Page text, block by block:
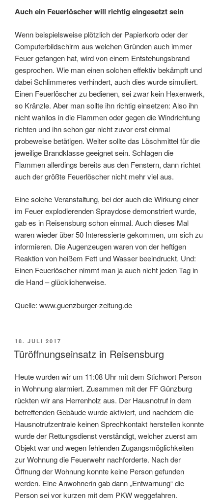
Auch ein Feuerlöscher will richtig eingesetzt sein
Wenn beispielsweise plötzlich der Papierkorb oder der
Computerbildschirm aus welchen Gründen auch immer
Feuer gefangen hat, wird von einem Entstehungsbrand
gesprochen. Wie man einen solchen effektiv bekämpft und
dabei Schlimmeres verhindert, auch dies wurde simuliert.
Einen Feuerlöscher zu bedienen, sei zwar kein Hexenwerk,
so Kränzle. Aber man sollte ihn richtig einsetzen: Also ihn
nicht wahllos in die Flammen oder gegen die Windrichtung
richten und ihn schon gar nicht zuvor erst einmal
probeweise betätigen. Weiter sollte das Löschmittel für die
jeweilige Brandklasse geeignet sein. Schlagen die
Flammen allerdings bereits aus den Fenstern, dann richtet
auch der größte Feuerlöscher nicht mehr viel aus.
Eine solche Veranstaltung, bei der auch die Wirkung einer
im Feuer explodierenden Spraydose demonstriert wurde,
gab es in Reisensburg schon einmal. Auch dieses Mal
waren wieder über 50 Interessierte gekommen, um sich zu
informieren. Die Augenzeugen waren von der heftigen
Reaktion von heißem Fett und Wasser beeindruckt. Und:
Einen Feuerlöscher nimmt man ja auch nicht jeden Tag in
die Hand – glücklicherweise.
Quelle: www.guenzburger-zeitung.de
VERÖFFENTLICHT
AM
18. JULI 2017
Türöffnungseinsatz in Reisensburg
Heute wurden wir um 11:08 Uhr mit dem Stichwort Person
in Wohnung alarmiert. Zusammen mit der FF Günzburg
rückten wir ans Herrenholz aus. Der Hausnotruf in dem
betreffenden Gebäude wurde aktiviert, und nachdem die
Hausnotrufzentrale keinen Sprechkontakt herstellen konnte
wurde der Rettungsdienst verständigt, welcher zuerst am
Objekt war und wegen fehlenden Zugangsmöglichkeiten
zur Wohnung die Feuerwehr nachforderte. Nach der
Öffnung der Wohnung konnte keine Person gefunden
werden. Eine Anwohnerin gab dann „Entwarnung“ die
Person sei vor kurzen mit dem PKW weggefahren.